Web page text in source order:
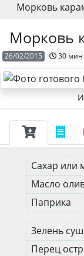
Морковь
Морковь
26/02/2015 30 мин
Сахар или
Масло
Паприка
Зелень
Перец